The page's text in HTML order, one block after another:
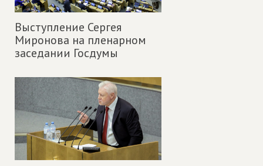
Выступление Сергея
Миронова на пленарном
заседании Госдумы